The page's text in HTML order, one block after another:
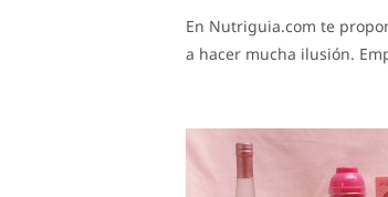
En Nutriguia.com te
a hacer mucha ilusión.